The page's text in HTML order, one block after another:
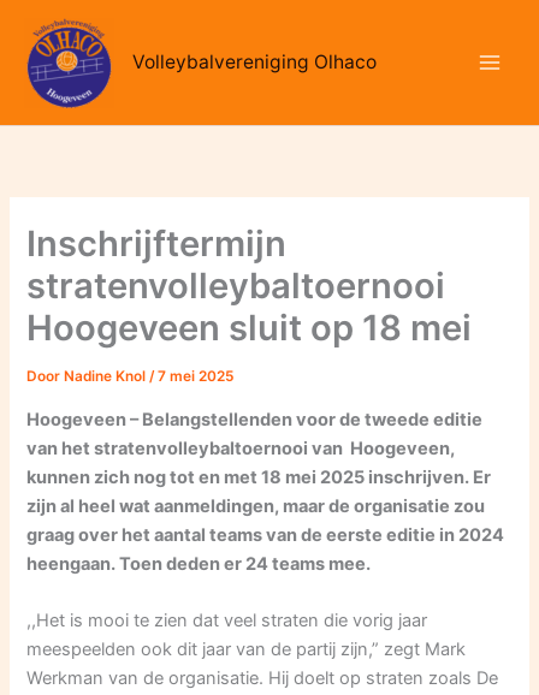
naar
inhoud
Volleybalvereniging Olhaco
Inschrijftermijn
stratenvolleybaltoernooi
Hoogeveen sluit op 18 mei
Door Nadine Knol/7 mei 2025
Hoogeveen – Belangstellenden voor de tweede editie
van het stratenvolleybaltoernooi van Hoogeveen,
kunnen zich nog tot en met 18 mei 2025 inschrijven. Er
zijn al heel wat aanmeldingen, maar de organisatie zou
graag over het aantal teams van de eerste editie in 2024
heengaan. Toen deden er 24 teams mee.
,,Het is mooi te zien dat veel straten die vorig jaar
meespeelden ook dit jaar van de partij zijn,” zegt Mark
Werkman van de organisatie. Hij doelt op straten zoals De